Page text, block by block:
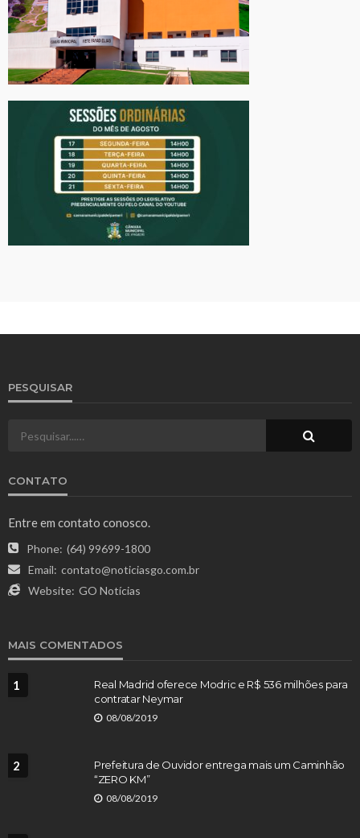
PESQUISAR
CONTATO
Entre em contato conosco.
Phone: (64) 99699-1800
Email: contato@noticiasgo.com.br
Website: GO Notícias
MAIS COMENTADOS
1
Real Madrid oferece Modric e R$ 536 milhões para
contratar Neymar
08/08/2019
2
Prefeitura de Ouvidor entrega mais um Caminhão
“ZERO KM”
08/08/2019